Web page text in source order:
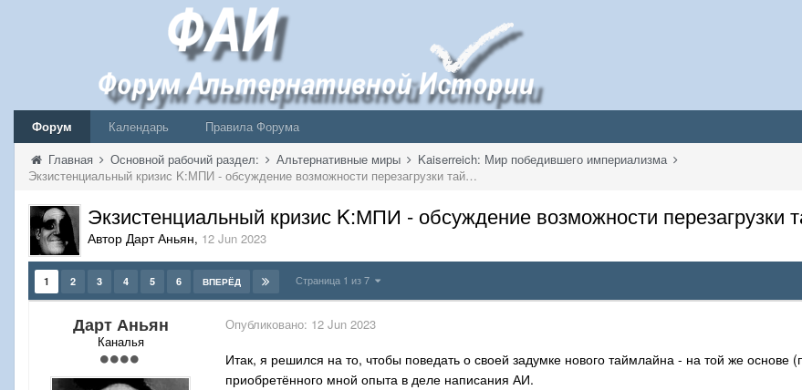
Форум Календарь
Правила Форума
Главная Основной рабочий раздел: Альтернативные миры
Kaiserreich: Мир победившего империализма
Экзистенциальный кризис K:МПИ - обсуждение возможности перезагрузки таймлайна
Экзистенциальный кризис K:МПИ - обсуждение возможности перезагрузки
Автор Дарт Аньян, 12 Jun 2023
1 2 3 4 5 6 ВПЕРЁД Страница 1 из 7
Дарт Аньян
Каналья
Опубликовано: 12 Jun 2023
Итак, я решился на то, чтобы поведать о своей задумке нового таймлайна - на той же
приобретённого мной опыта в деле написания АИ.